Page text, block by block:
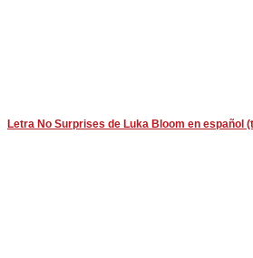
Letra No Surprises de Luka Bloom en español